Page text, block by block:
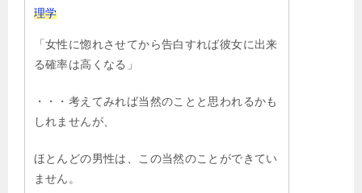
理学
「女性に惚れさせてから告白すれば彼女に出来
る確率は高くなる」
・・・考えてみれば当然のことと思われるかも
しれませんが、
ほとんどの男性は、この当然のことができてい
ません。